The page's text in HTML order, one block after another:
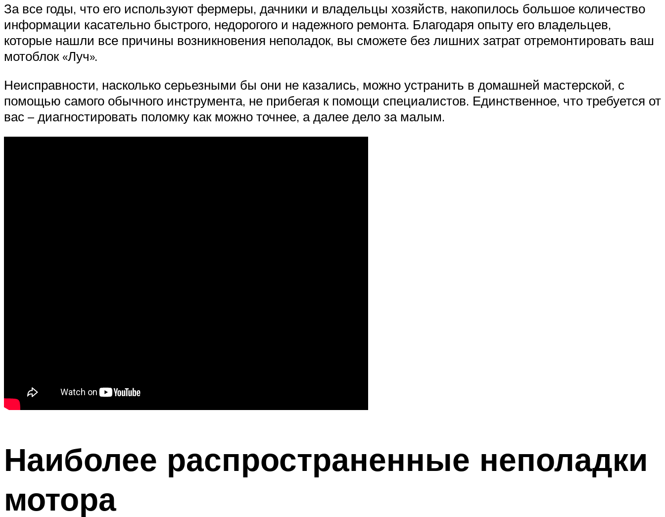
За все годы, что его используют фермеры, дачники и владельцы хозяйств, накопилось большое количество
информации касательно быстрого, недорогого и надежного ремонта. Благодаря опыту его владельцев,
которые нашли все причины возникновения неполадок, вы сможете без лишних затрат отремонтировать ваш
мотоблок «Луч».
Неисправности, насколько серьезными бы они не казались, можно устранить в домашней мастерской, с
помощью самого обычного инструмента, не прибегая к помощи специалистов. Единственное, что требуется от
вас – диагностировать поломку как можно точнее, а далее дело за малым.
Наиболее распространенные неполадки
мотора